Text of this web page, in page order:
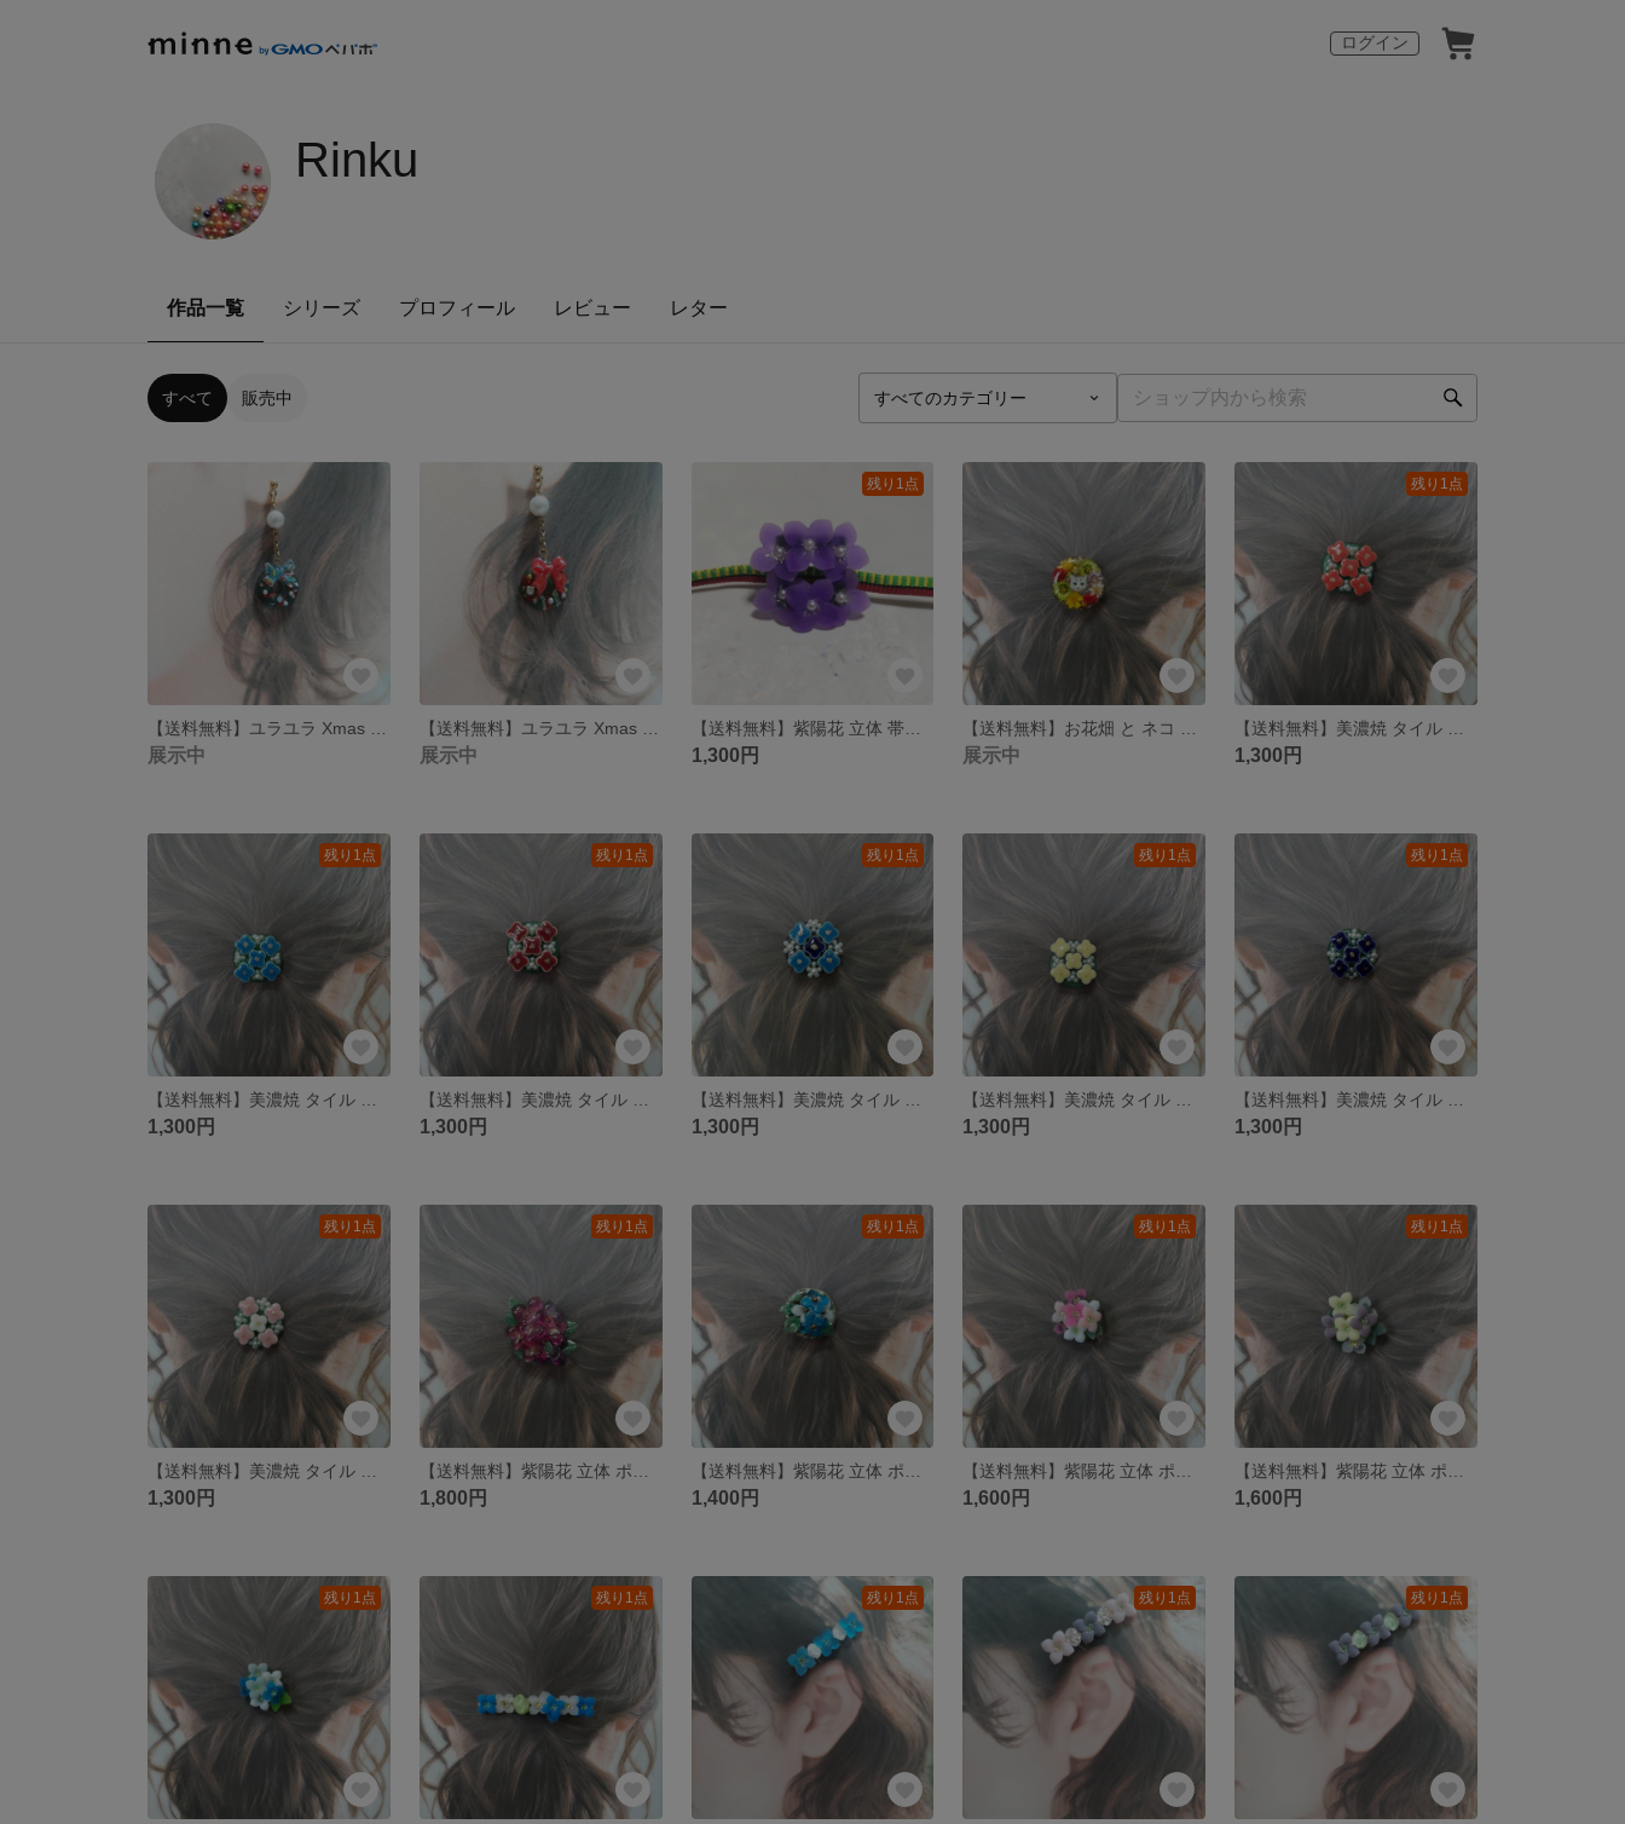
ログイン
Rinku
作品一覧 シリーズ プロフィール レビュー レター
すべて 販売中
展示中 展示中
残り1点
1,300円 展示中
残り1点
1,300円
残り1点
1,300円
残り1点
1,300円
残り1点
1,300円
残り1点
1,300円
残り1点
1,300円
残り1点
1,300円
残り1点
1,800円
残り1点
1,400円
残り1点
1,600円
残り1点
1,600円
残り1点 残り1点 残り1点 残り1点 残り1点